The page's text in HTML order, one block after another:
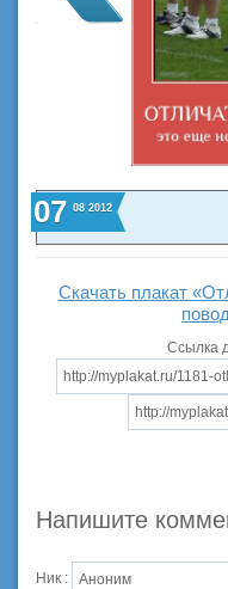
07 08 2012
Скачать плакат
Ссылка
Напишите
Ник :